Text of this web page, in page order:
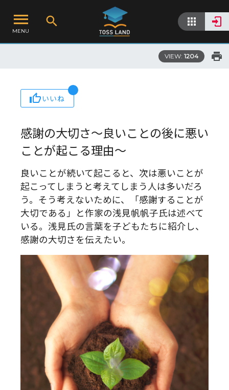
MENU
VIEW: 1204
いいね
感謝の大切さ〜良いことの後に悪い
ことが起こる理由〜
良いことが続いて起こると、次は悪いことが
起こってしまうと考えてしまう人は多いだろ
う。そう考えないために、「感謝することが
大切である」と作家の浅見帆帆子氏は述べて
いる。浅見氏の言葉を子どもたちに紹介し、
感謝の大切さを伝えたい。